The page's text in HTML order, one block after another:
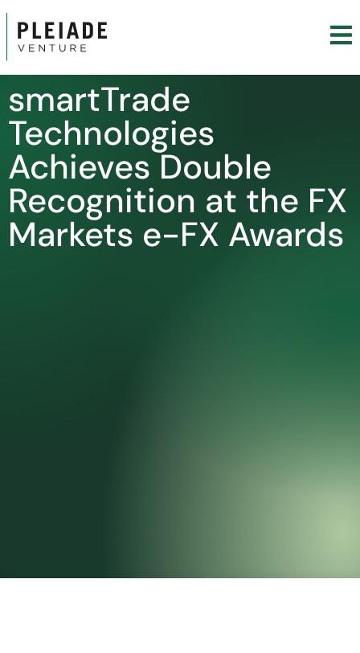
smartTrade
Technologies
Achieves Double
Recognition at the FX
Markets e-FX Awards